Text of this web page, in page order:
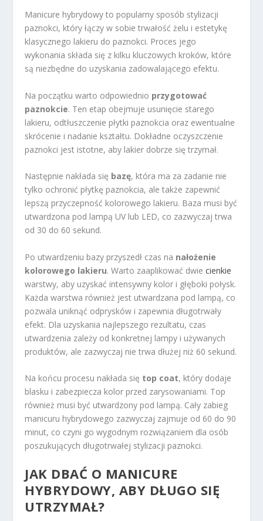
Manicure hybrydowy to popularny sposób stylizacji
paznokci, który łączy w sobie trwałość żelu i estetykę
klasycznego lakieru do paznokci. Proces jego
wykonania składa się z kilku kluczowych kroków, które
są niezbędne do uzyskania zadowalającego efektu.
Na początku warto odpowiednio przygotować
paznokcie. Ten etap obejmuje usunięcie starego
lakieru, odtłuszczenie płytki paznokcia oraz ewentualne
skrócenie i nadanie kształtu. Dokładne oczyszczenie
paznokci jest istotne, aby lakier dobrze się trzymał.
Następnie nakłada się bazę, która ma za zadanie nie
tylko ochronić płytkę paznokcia, ale także zapewnić
lepszą przyczepność kolorowego lakieru. Baza musi być
utwardzona pod lampą UV lub LED, co zazwyczaj trwa
od 30 do 60 sekund.
Po utwardzeniu bazy przyszedł czas na nałożenie
kolorowego lakieru. Warto zaaplikować dwiecienkie
warstwy, aby uzyskać intensywny kolor i głęboki połysk.
Każda warstwa również jest utwardzana pod lampą, co
pozwala uniknąć odprysków i zapewnia długotrwały
efekt. Dla uzyskania najlepszego rezultatu, czas
utwardzenia zależy od konkretnej lampy i używanych
produktów, ale zazwyczaj nie trwa dłużej niż 60 sekund.
Na końcu procesu nakłada się top coat, który dodaje
blasku i zabezpiecza kolor przed zarysowaniami. Top
również musi być utwardzony pod lampą. Cały zabieg
manicuru hybrydowego zazwyczaj zajmuje od 60 do 90
minut, co czyni go wygodnym rozwiązaniem dla osób
poszukujących długotrwałej stylizacji paznokci.
JAK DBAĆ O MANICURE
HYBRYDOWY, ABY DŁUGO SIĘ
UTRZYMAŁ?